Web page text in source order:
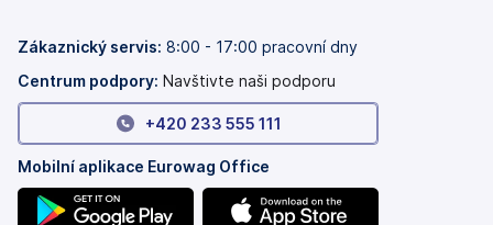
záložkách)
Zákaznický servis: 8:00 - 17:00 pracovní dny
Centrum podpory: Navštivte naši podporu
+420 233 555 111
Mobilní aplikace Eurowag Office